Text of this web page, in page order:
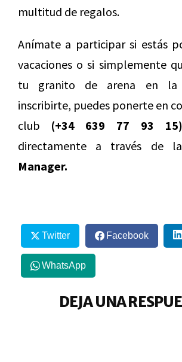
multitud de regalos.
Anímate a participar si estás
vacaciones o si simplemente
tu granito de arena en la
inscribirte, puedes ponerte en
club (+34 639 77 93 15)
directamente a través de
Manager.
Twitter Facebook
WhatsApp
DEJA UNA